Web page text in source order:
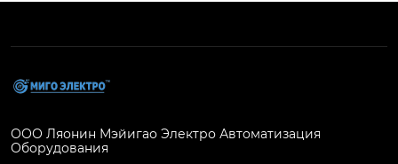
ООО Ляонин Мэйигао Электро Автоматизация
Оборудования